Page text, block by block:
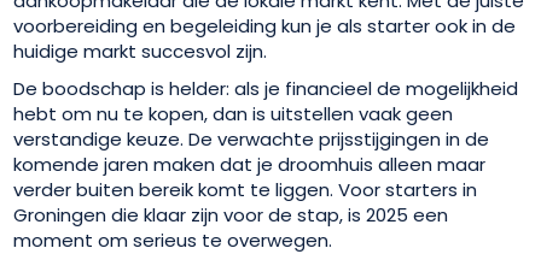
voorbereiding en begeleiding kun je als starter ook in de
huidige markt succesvol zijn.
De boodschap is helder: als je financieel de mogelijkheid
hebt om nu te kopen, dan is uitstellen vaak geen
verstandige keuze. De verwachte prijsstijgingen in de
komende jaren maken dat je droomhuis alleen maar
verder buiten bereik komt te liggen. Voor starters in
Groningen die klaar zijn voor de stap, is 2025 een
moment om serieus te overwegen.